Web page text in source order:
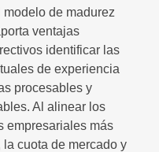
de madurez
ventajas
identificar las
de experiencia
procesables y
Al alinear los
empresariales más
cuota de mercado y